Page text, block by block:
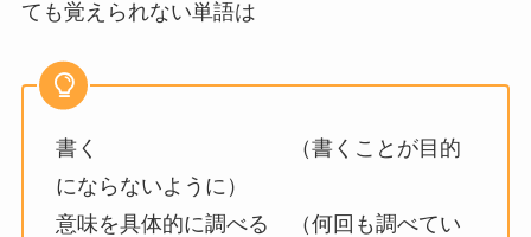
ても覚えられない単語は
書く （書くことが目的
にならないように）
意味を具体的に調べる （何回も調べてい